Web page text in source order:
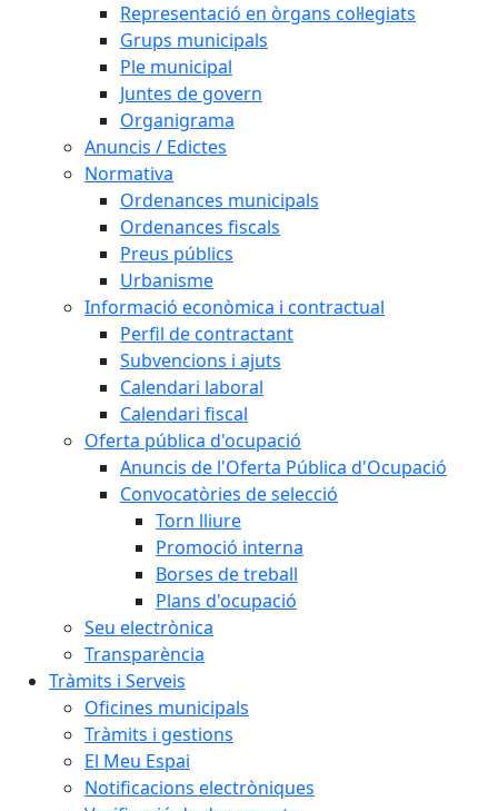
Representació en òrgans col·legiats
Grups municipals
Ple municipal
Juntes de govern
Organigrama
Anuncis / Edictes
Normativa
Ordenances municipals
Ordenances fiscals
Preus públics
Urbanisme
Informació econòmica i contractual
Perfil de contractant
Subvencions i ajuts
Calendari laboral
Calendari fiscal
Oferta pública d'ocupació
Anuncis de l'Oferta Pública d'Ocupació
Convocatòries de selecció
Torn lliure
Promoció interna
Borses de treball
Plans d'ocupació
Seu electrònica
Transparència
Tràmits i Serveis
Oficines municipals
Tràmits i gestions
El Meu Espai
Notificacions electròniques